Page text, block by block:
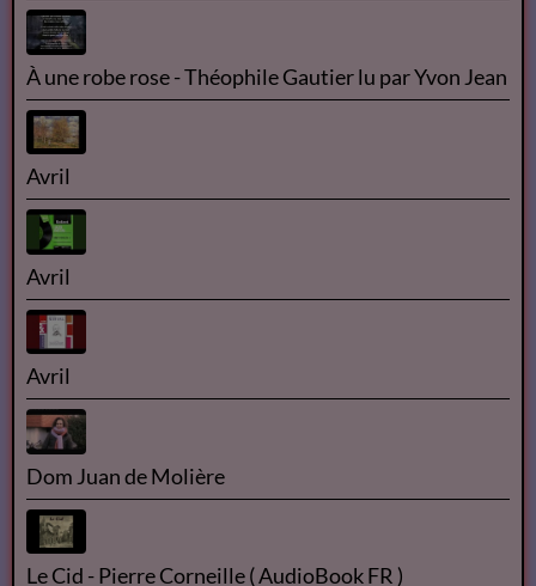
2018 ISANGYUN COMPETITION 1st ROUND -
Florian Pons
Concert | La Classe d'Excellence de Violoncelle -
Promotion V (Concert de clôture)
Théophile GAUTIER
À une robe rose - Théophile Gautier lu par Yvon Jean
Avril
Avril